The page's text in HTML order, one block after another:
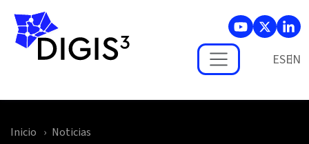
Skip to main content
ES
Inicio Noticias